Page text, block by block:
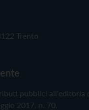
Trento
pubblici all'editoria
2017, n. 70.